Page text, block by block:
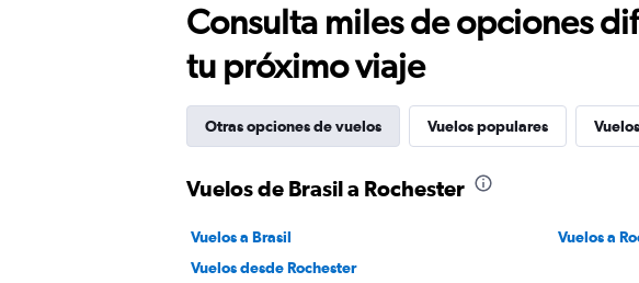
Consulta miles de opciones
tu próximo viaje
Otras opciones de vuelos Vuelos populares
Vuelos de Brasil a Rochester
Vuelos a Brasil Vuelos a
Vuelos desde Rochester